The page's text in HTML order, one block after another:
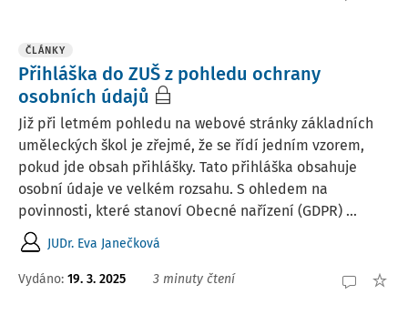
ČLÁNKY
Přihláška do ZUŠ z pohledu ochrany
osobních údajů
Již při letmém pohledu na webové stránky základních
uměleckých škol je zřejmé, že se řídí jedním vzorem,
pokud jde obsah přihlášky. Tato přihláška obsahuje
osobní údaje ve velkém rozsahu. S ohledem na
povinnosti, které stanoví Obecné nařízení (GDPR) ...
JUDr. Eva Janečková
Vydáno: 19. 3. 2025 3 minuty čtení